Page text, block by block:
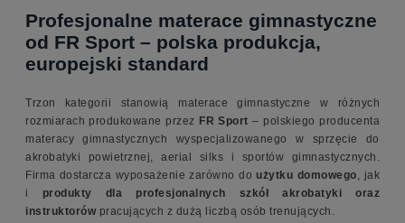
Profesjonalne materace gimnastyczne
od FR Sport – polska produkcja,
europejski standard
Trzon kategorii stanowią materace gimnastyczne w różnych
rozmiarach produkowane przez FR Sport – polskiego producenta
materacy gimnastycznych wyspecjalizowanego w sprzęcie do
akrobatyki powietrznej, aerial silks i sportów gimnastycznych.
Firma dostarcza wyposażenie zarówno doużytku domowego, jak
i
produkty dla profesjonalnych szkół akrobatyki oraz
instruktorów pracujących z dużą liczbą osób trenujących.